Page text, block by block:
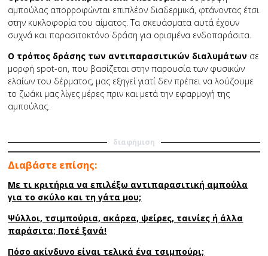
αμπούλας απορροφώνται επιπλέον διαδερμικά, φτάνοντας έτσι
στην κυκλοφορία του αίματος. Τα σκευάσματα αυτά έχουν
συχνά και παρασιτοκτόνο δράση για ορισμένα ενδοπαράσιτα.
Ο τρόπος δράσης των αντιπαρασιτικών διαλυμάτων σε
μορφή spot-on, που βασίζεται στην παρουσία των φυσικών
ελαίων του δέρματος, μας εξηγεί γιατί δεν πρέπει να λούζουμε
το ζωάκι μας λίγες μέρες πριν και μετά την εφαρμογή της
αμπούλας.
διαφήμιση
Διαβάστε επίσης:
Με τι κριτήρια να επιλέξω αντιπαρασιτική αμπούλα
για το σκύλο και τη γάτα μου;
Ψύλλοι, τσιμπούρια, ακάρεα, ψείρες, ταινίες ή άλλα
παράσιτα; Ποτέ ξανά!
Πόσο ακίνδυνο είναι τελικά ένα τσιμπούρι;